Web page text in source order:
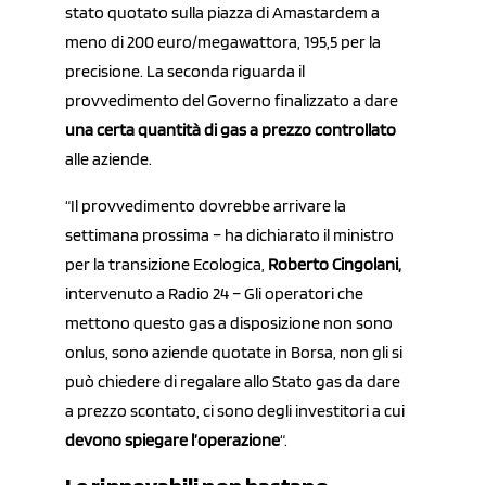
stato quotato sulla piazza di Amastardem a
meno di 200 euro/megawattora, 195,5 per la
precisione. La seconda riguarda il
provvedimento del Governo finalizzato a dare
una certa quantità di gas a prezzo controllato
alle aziende.
“Il provvedimento dovrebbe arrivare la
settimana prossima – ha dichiarato il ministro
per la transizione Ecologica, Roberto Cingolani,
intervenuto a Radio 24 – Gli operatori che
mettono questo gas a disposizione non sono
onlus, sono aziende quotate in Borsa, non gli si
può chiedere di regalare allo Stato gas da dare
a prezzo scontato, ci sono degli investitori a cui
devono spiegare l’operazione“.